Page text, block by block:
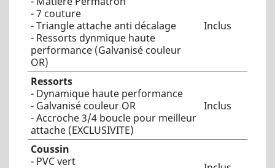
- 7 couture
- Triangle attache anti décalage
- Ressorts dynmique haute
performance (Galvanisé couleur
OR)
Inclus
Ressorts
- Dynamique haute performance
- Galvanisé couleur OR
- Accroche 3/4 boucle pour meilleur
attache (EXCLUSIVITE)
Inclus
Coussin
- PVC vert